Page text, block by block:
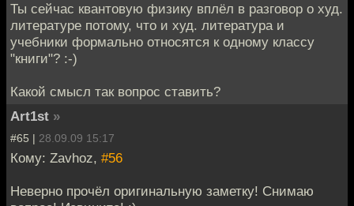
Ты сейчас квантовую физику вплёл в разговор о худ.
литературе потому, что и худ. литература и
учебники формально относятся к одному классу
"книги"? :-)
Какой смысл так вопрос ставить?
Art1st »
#65 | 28.09.09 15:17
Кому: Zavhoz, #56
Неверно прочёл оригинальную заметку! Снимаю